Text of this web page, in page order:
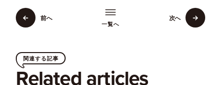
前へ
一覧へ
次へ
関連する記事
Related articles